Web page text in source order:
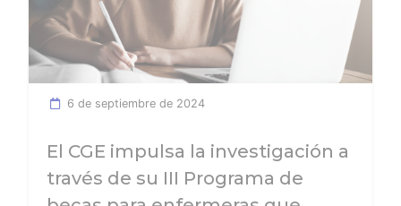
6 de septiembre de 2024
El CGE impulsa la investigación a
través de su III Programa de